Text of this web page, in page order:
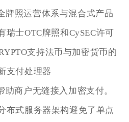
牌照运营体系与混合式产品
瑞士OTC牌照和CySEC许可
支持法币与加密货币的
支付处理器
助商户无缝接入加密支付。
布式服务器架构避免了单点